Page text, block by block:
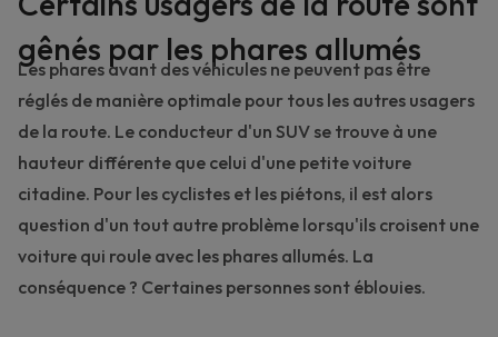
gênés par les phares allumés
Les phares avant des véhicules ne peuvent pas être
réglés de manière optimale pour tous les autres usagers
de la route. Le conducteur d'un SUV se trouve à une
hauteur différente que celui d'une petite voiture
citadine. Pour les cyclistes et les piétons, il est alors
question d'un tout autre problème lorsqu'ils croisent une
voiture qui roule avec les phares allumés. La
conséquence ? Certaines personnes sont éblouies.